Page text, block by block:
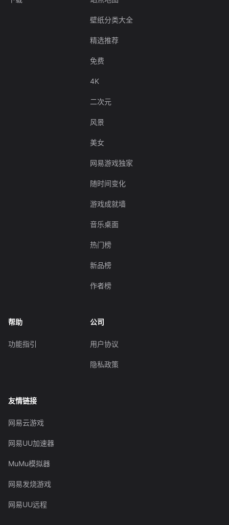
壁纸分类大全
精选推荐
免费
4K
二次元
风景
美女
网易游戏独家
随时间变化
游戏成就墙
音乐桌面
热门榜
新品榜
作者榜
帮助
功能指引
公司
用户协议
隐私政策
友情链接
网易云游戏
网易UU加速器
MuMu模拟器
网易发烧游戏
网易UU远程